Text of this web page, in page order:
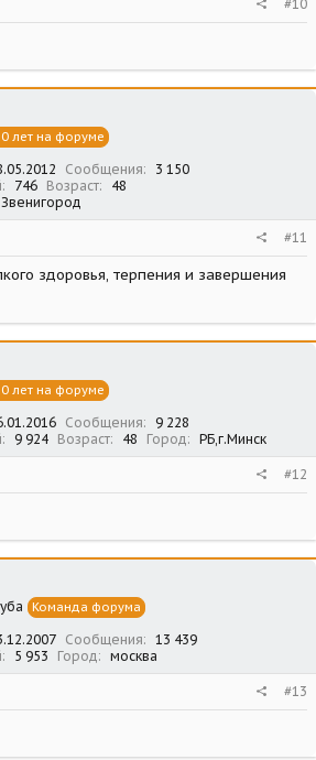
#10
лет на форуме
Сообщения
3 150
746 Возраст
48
#11
здоровья, терпения и завершения
лет на форуме
Сообщения
9 228
9 924 Возраст 48 Город РБ,г.Минск
#12
Команда форума
Сообщения
13 439
5 953 Город москва
#13